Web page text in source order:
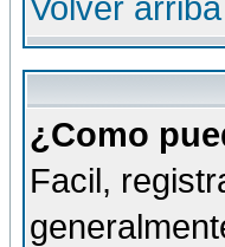
Volver arriba
¿Como
Facil,